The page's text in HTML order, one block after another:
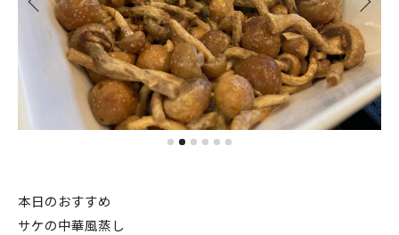
本日のおすすめ
サケの中華風蒸し